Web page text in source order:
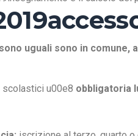
uguali sono in comune,
u00e8 obbligatoria